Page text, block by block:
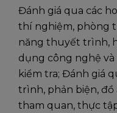
Đánh giá qua các
thí nghiệm, phòng
năng thuyết trình,
dụng công nghệ
kiểm tra; Đánh giá
trình, phản biện, đồ
tham quan, thực